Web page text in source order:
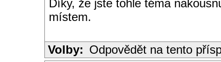
Díky, že jste tohle téma
místem.
Volby: Odpovědět na tento